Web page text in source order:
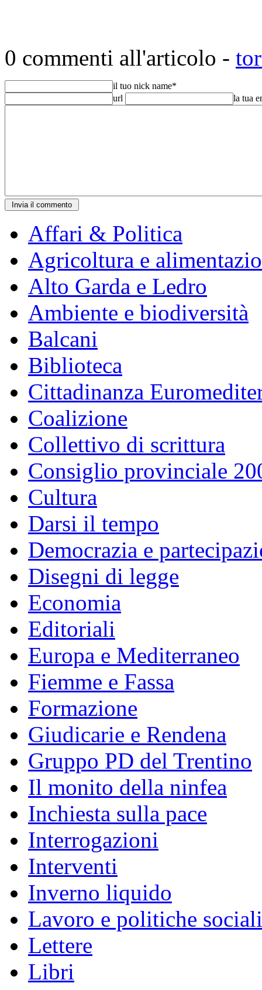
0 commenti all'articolo -
il tuo nick name*
url
la tua
Affari & Politica
Agricoltura e
Alto Garda e Ledro
Ambiente e biodiversità
Balcani
Biblioteca
Cittadinanza
Coalizione
Collettivo di scrittura
Consiglio provinciale
Cultura
Darsi il tempo
Democrazia e
Disegni di legge
Economia
Editoriali
Europa e Mediterraneo
Fiemme e Fassa
Formazione
Giudicarie e Rendena
Gruppo PD del Trentino
Il monito della ninfea
Inchiesta sulla pace
Interrogazioni
Interventi
Inverno liquido
Lavoro e politiche sociali
Lettere
Libri